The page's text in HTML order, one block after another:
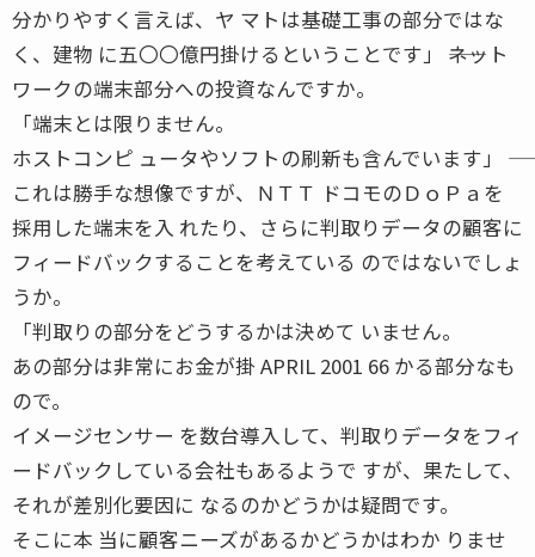
分かりやすく言えば、ヤ マトは基礎工事の部分ではな
く、建物 に五〇〇億円掛けるということです」 ――ネット
ワークの端末部分への投資なんですか。
「端末とは限りません。
ホストコンピ ュータやソフトの刷新も含んでいます」 ――
これは勝手な想像ですが、ＮＴＴ ドコモのＤｏＰａを
採用した端末を入 れたり、さらに判取りデータの顧客に
フィードバックすることを考えている のではないでしょ
うか。
「判取りの部分をどうするかは決めて いません。
あの部分は非常にお金が掛 APRIL 2001 66 かる部分なも
ので。
イメージセンサー を数台導入して、判取りデータをフィ
ードバックしている会社もあるようで すが、果たして、
それが差別化要因に なるのかどうかは疑問です。
そこに本 当に顧客ニーズがあるかどうかはわか りませ